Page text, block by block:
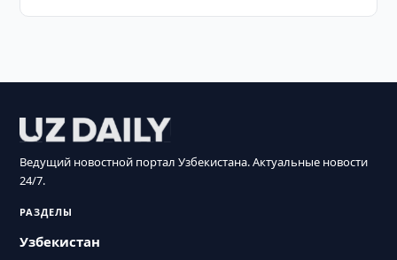
Ведущий новостной портал Узбекистана. Актуальные новости
24/7.
РАЗДЕЛЫ
Узбекистан